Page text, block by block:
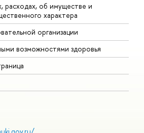
расходах, об имуществе и
характера
организации
возможностями здоровья